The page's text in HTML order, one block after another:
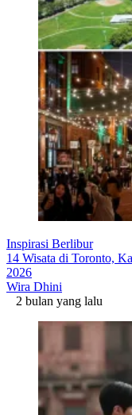
Inspirasi Berlibur
14 Wisata di Toronto,
2026
Wira Dhini
2 bulan yang lalu